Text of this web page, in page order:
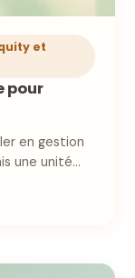
pour
et
en gestion
une unité…